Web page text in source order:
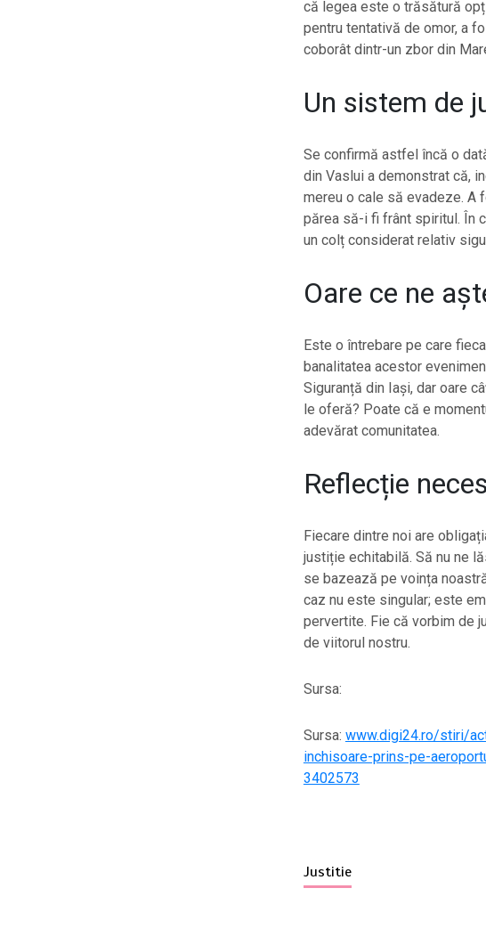
că legea este o trăsătură
pentru tentativă de omor, a
coborât dintr-un zbor din
Un sistem de
Se confirmă astfel încă o
din Vaslui a demonstrat că,
mereu o cale să evadeze. A
părea să-i fi frânt spiritul. În
un colț considerat relativ
Oare ce ne
Este o întrebare pe care
banalitatea acestor
Siguranță din Iași, dar oare
le oferă? Poate că e
adevărat comunitatea.
Reflecție
Fiecare dintre noi are
justiție echitabilă. Să nu ne
se bazează pe voința
caz nu este singular; este
pervertite. Fie că vorbim de
de viitorul nostru.
Sursa:
Sursa: www.digi24.ro/stiri/
inchisoare-prins-pe-
3402573
Justitie